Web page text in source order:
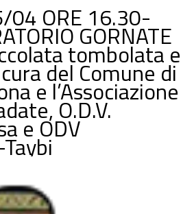
04 ORE 16.30-
GORNATE
tombolata e
del Comune di
e l’Associazione
O.D.V.
e ODV
Taybi